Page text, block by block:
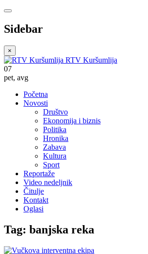
Sidebar
×
RTV Kuršumlija
07
pet, avg
Početna
Novosti
Društvo
Ekonomija i biznis
Politika
Hronika
Zabava
Kultura
Sport
Reportaže
Video nedeljnik
Čitulje
Kontakt
Oglasi
Tag: banjska reka